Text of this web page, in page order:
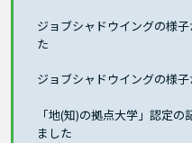
ジョブシャドウイングの様
た
ジョブシャドウイングの様
「地(知)の拠点大学」認定
ました